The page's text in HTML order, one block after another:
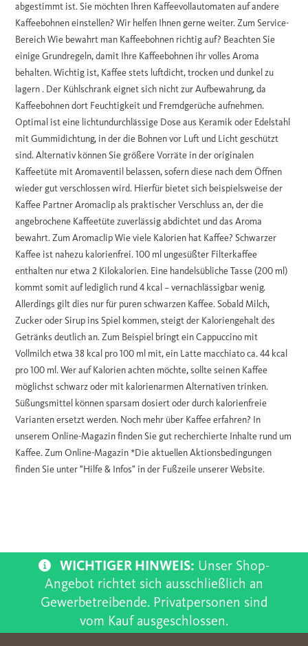
abgestimmt ist. Sie möchten Ihren Kaffeevollautomaten auf andere
Kaffeebohnen einstellen? Wir helfen Ihnen gerne weiter. Zum Service-
Bereich Wie bewahrt man Kaffeebohnen richtig auf? Beachten Sie
einige Grundregeln, damit Ihre Kaffeebohnen ihr volles Aroma
behalten. Wichtig ist, Kaffee stets luftdicht, trocken und dunkel zu
lagern . Der Kühlschrank eignet sich nicht zur Aufbewahrung, da
Kaffeebohnen dort Feuchtigkeit und Fremdgerüche aufnehmen.
Optimal ist eine lichtundurchlässige Dose aus Keramik oder Edelstahl
mit Gummidichtung, in der die Bohnen vor Luft und Licht geschützt
sind. Alternativ können Sie größere Vorräte in der originalen
Kaffeetüte mit Aromaventil belassen, sofern diese nach dem Öffnen
wieder gut verschlossen wird. Hierfür bietet sich beispielsweise der
Kaffee Partner Aromaclip als praktischer Verschluss an, der die
angebrochene Kaffeetüte zuverlässig abdichtet und das Aroma
bewahrt. Zum Aromaclip Wie viele Kalorien hat Kaffee? Schwarzer
Kaffee ist nahezu kalorienfrei. 100 ml ungesüßter Filterkaffee
enthalten nur etwa 2 Kilokalorien. Eine handelsübliche Tasse (200 ml)
kommt somit auf lediglich rund 4 kcal – vernachlässigbar wenig.
Allerdings gilt dies nur für puren schwarzen Kaffee. Sobald Milch,
Zucker oder Sirup ins Spiel kommen, steigt der Kaloriengehalt des
Getränks deutlich an. Zum Beispiel bringt ein Cappuccino mit
Vollmilch etwa 38 kcal pro 100 ml mit, ein Latte macchiato ca. 44 kcal
pro 100 ml. Wer auf Kalorien achten möchte, sollte seinen Kaffee
möglichst schwarz oder mit kalorienarmen Alternativen trinken.
Süßungsmittel können sparsam dosiert oder durch kalorienfreie
Varianten ersetzt werden. Noch mehr über Kaffee erfahren? In
unserem Online-Magazin finden Sie gut recherchierte Inhalte rund um
Kaffee. Zum Online-Magazin *Die aktuellen Aktionsbedingungen
finden Sie unter "Hilfe & Infos" in der Fußzeile unserer Website.
WICHTIGER HINWEIS: Unser Shop-
Angebot richtet sich ausschließlich an
Gewerbetreibende. Privatpersonen sind
vom Kauf ausgeschlossen.